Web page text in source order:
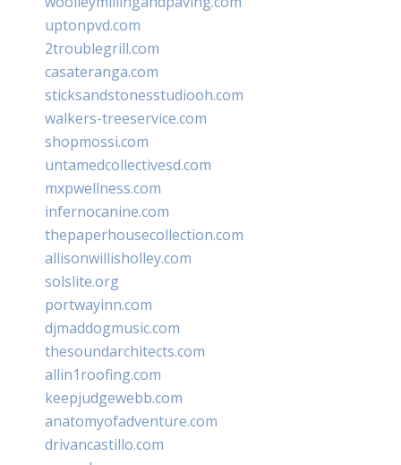
uptonpvd.com
2troublegrill.com
casateranga.com
sticksandstonesstudiooh.com
walkers-treeservice.com
shopmossi.com
untamedcollectivesd.com
mxpwellness.com
infernocanine.com
thepaperhousecollection.com
allisonwillisholley.com
solslite.org
portwayinn.com
djmaddogmusic.com
thesoundarchitects.com
allin1roofing.com
keepjudgewebb.com
anatomyofadventure.com
drivancastillo.com